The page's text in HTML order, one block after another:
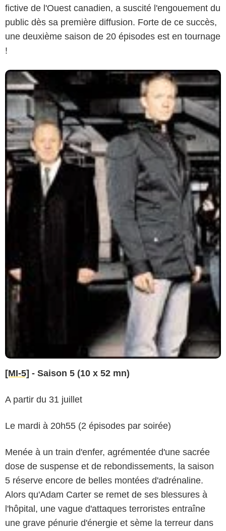
fictive de l'Ouest canadien, a suscité l'engouement du
public dès sa première diffusion. Forte de ce succès,
une deuxième saison de 20 épisodes est en tournage
!
[MI-5] - Saison 5 (10 x 52 mn)
A partir du 31 juillet
Le mardi à 20h55 (2 épisodes par soirée)
Menée à un train d'enfer, agrémentée d'une sacrée
dose de suspense et de rebondissements, la saison
5 réserve encore de belles montées d'adrénaline.
Alors qu'Adam Carter se remet de ses blessures à
l'hôpital, une vague d'attaques terroristes entraîne
une grave pénurie d'énergie et sème la terreur dans